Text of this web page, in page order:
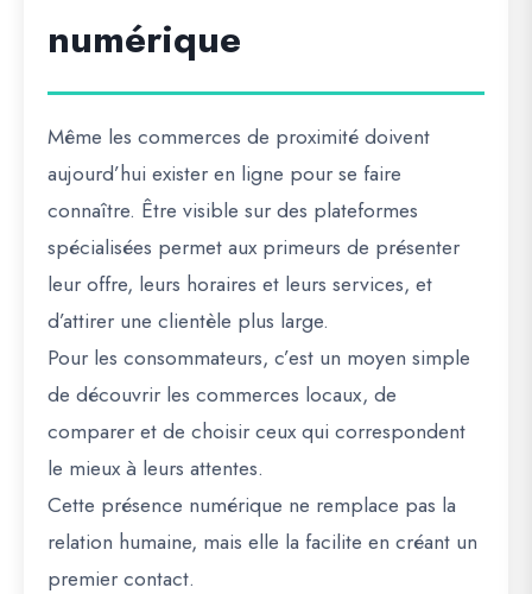
numérique
Même les commerces de proximité doivent
aujourd’hui exister en ligne pour se faire
connaître. Être visible sur des plateformes
spécialisées permet aux primeurs de présenter
leur offre, leurs horaires et leurs services, et
d’attirer une clientèle plus large.
Pour les consommateurs, c’est un moyen simple
de découvrir les commerces locaux, de
comparer et de choisir ceux qui correspondent
le mieux à leurs attentes.
Cette présence numérique ne remplace pas la
relation humaine, mais elle la facilite en créant un
premier contact.